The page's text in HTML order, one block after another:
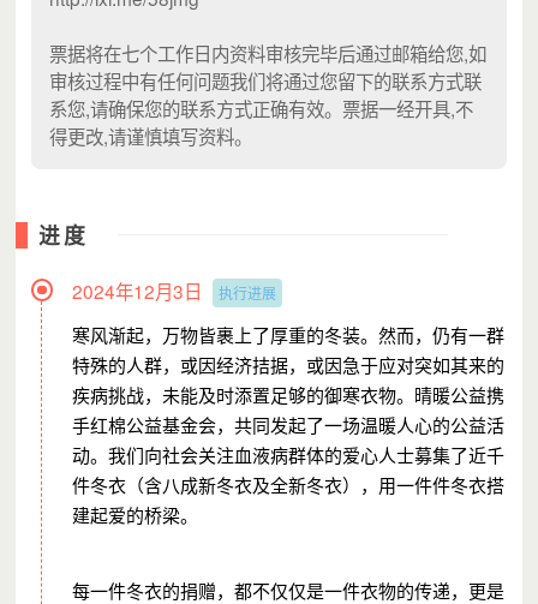
票据将在七个工作日内资料审核完毕后通过邮箱给您,如
审核过程中有任何问题我们将通过您留下的联系方式联
系您,请确保您的联系方式正确有效。票据一经开具,不
得更改,请谨慎填写资料。
进度
2024年12月3日 执行进展
寒风渐起，万物皆裹上了厚重的冬装。然而，仍有一群
特殊的人群，或因经济拮据，或因急于应对突如其来的
疾病挑战，未能及时添置足够的御寒衣物。
晴暖公益携
手红棉公益基金会，共同发起了一场温暖人心的公益活
动。我们向社会关注血液病群体的爱心人士募集了近千
件冬衣 （含八成新冬衣及全新冬衣），用一件件冬衣搭
建起爱的桥梁。
每一件冬衣的捐赠，都不仅仅是一件衣物的传递，更是